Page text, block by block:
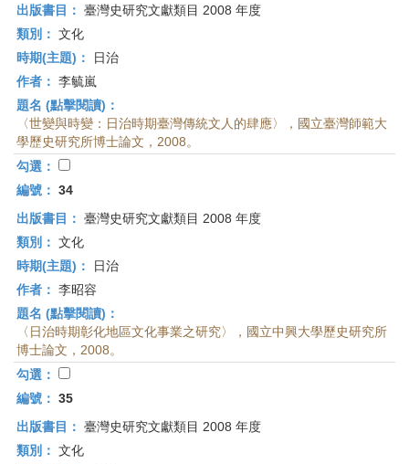
出版書目： 臺灣史研究文獻類目 2008 年度
類別： 文化
時期(主題)：
日治
作者： 李毓嵐
題名 (點擊閱讀)：
〈世變與時變：日治時期臺灣傳統文人的肆應〉，國立臺灣師範大
學歷史研究所博士論文，2008。
勾選：
編號： 34
出版書目： 臺灣史研究文獻類目 2008 年度
類別： 文化
時期(主題)：
日治
作者： 李昭容
題名 (點擊閱讀)：
〈日治時期彰化地區文化事業之研究〉，國立中興大學歷史研究所
博士論文，2008。
勾選：
編號： 35
出版書目： 臺灣史研究文獻類目 2008 年度
類別： 文化